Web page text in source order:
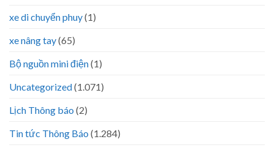
xe di chuyển phuy(1)
xe nâng tay(65)
Bộ nguồn mini điện(1)
Uncategorized(1.071)
Lịch Thông báo (2)
Tin tức Thông Báo (1.284)